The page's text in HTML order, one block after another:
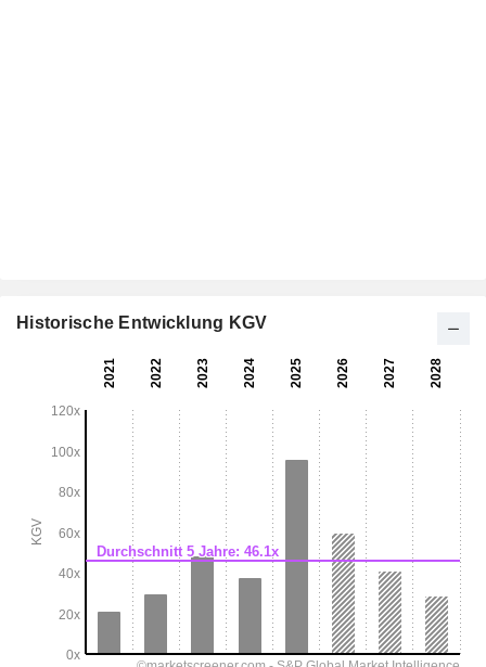
Historische Entwicklung KGV